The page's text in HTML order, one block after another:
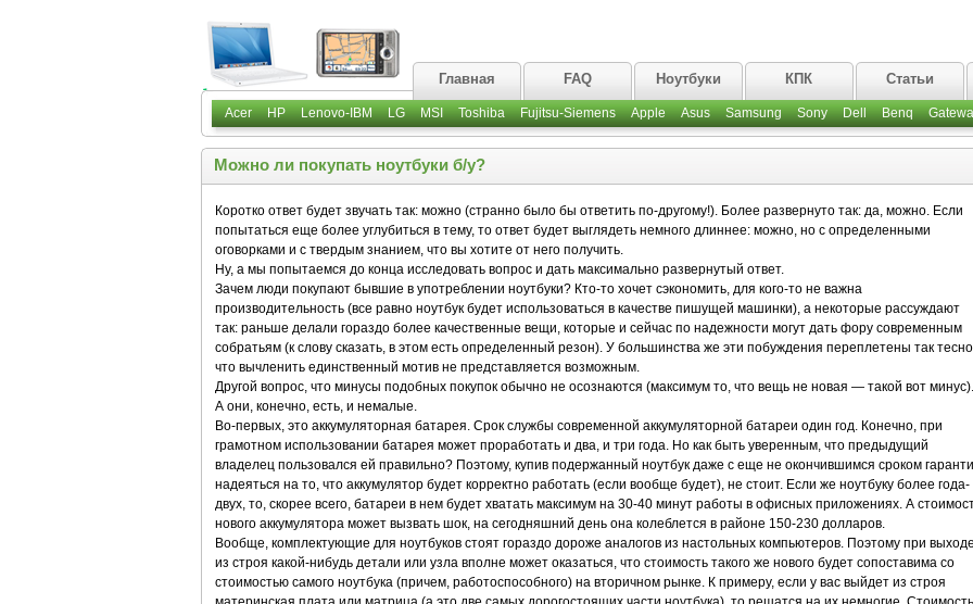
Главная FAQ Ноутбуки КПК Статьи
Acer HP Lenovo-IBM LG MSI Toshiba Fujitsu-Siemens Apple Asus Samsung Sony Dell Benq
Можно ли покупать ноутбуки б/у?
Коротко ответ будет звучать так: можно (странно было бы ответить по-другому!). Более развернуто так: да, можно. Если
попытаться еще более углубиться в тему, то ответ будет выглядеть немного длиннее: можно, но с определенными
оговорками и с твердым знанием, что вы хотите от него получить.
Ну, а мы попытаемся до конца исследовать вопрос и дать максимально развернутый ответ.
Зачем люди покупают бывшие в употреблении ноутбуки? Кто-то хочет сэкономить, для кого-то не важна
производительность (все равно ноутбук будет использоваться в качестве пишущей машинки), а некоторые рассуждают
так: раньше делали гораздо более качественные вещи, которые и сейчас по надежности могут дать фору современным
собратьям (к слову сказать, в этом есть определенный резон). У большинства же эти побуждения переплетены так
что вычленить единственный мотив не представляется возможным.
Другой вопрос, что минусы подобных покупок обычно не осознаются (максимум то, что вещь не новая — такой вот минус).
А они, конечно, есть, и немалые.
Во-первых, это аккумуляторная батарея. Срок службы современной аккумуляторной батареи один год. Конечно, при
грамотном использовании батарея может проработать и два, и три года. Но как быть уверенным, что предыдущий
владелец пользовался ей правильно? Поэтому, купив подержанный ноутбук даже с еще не окончившимся сроком
надеяться на то, что аккумулятор будет корректно работать (если вообще будет), не стоит. Если же ноутбуку более года-
двух, то, скорее всего, батареи в нем будет хватать максимум на 30-40 минут работы в офисных приложениях. А
нового аккумулятора может вызвать шок, на сегодняшний день она колеблется в районе 150-230 долларов.
Вообще, комплектующие для ноутбуков стоят гораздо дороже аналогов из настольных компьютеров. Поэтому при выходе
из строя какой-нибудь детали или узла вполне может оказаться, что стоимость такого же нового будет сопоставима со
стоимостью самого ноутбука (причем, работоспособного) на вторичном рынке. К примеру, если у вас выйдет из строя